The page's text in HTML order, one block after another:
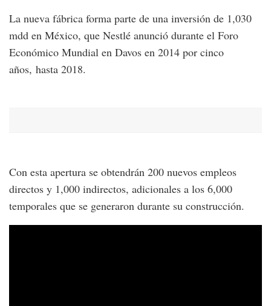
La nueva fábrica forma parte de una inversión de 1,030
mdd en México, que Nestlé anunció durante el Foro
Económico Mundial en Davos en 2014 por cinco
años, hasta 2018.
Con esta apertura se obtendrán 200 nuevos empleos
directos y 1,000 indirectos, adicionales a los 6,000
temporales que se generaron durante su construcción.